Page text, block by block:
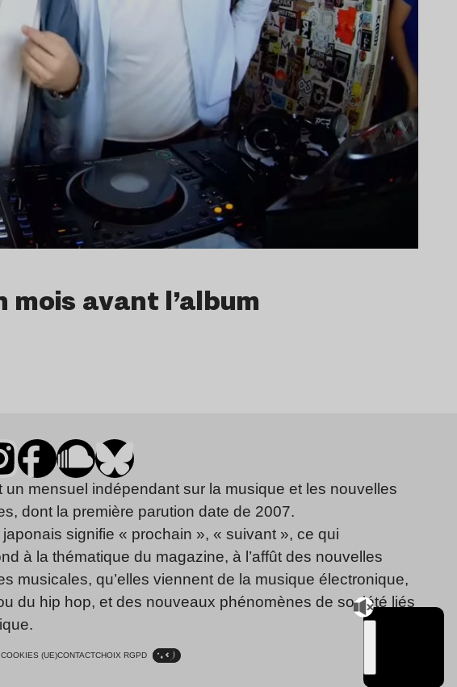
mois avant l’album
un mensuel indépendant sur la musique et les nouvelles
dont la première parution date de 2007.
signifie « prochain », « suivant », ce qui
à la thématique du magazine, à l’affût des nouvelles
musicales, qu’elles viennent de la musique électronique,
du hip hop, et des nouveaux phénomènes de société liés
(UE)CONTACTCHOIX RGPD